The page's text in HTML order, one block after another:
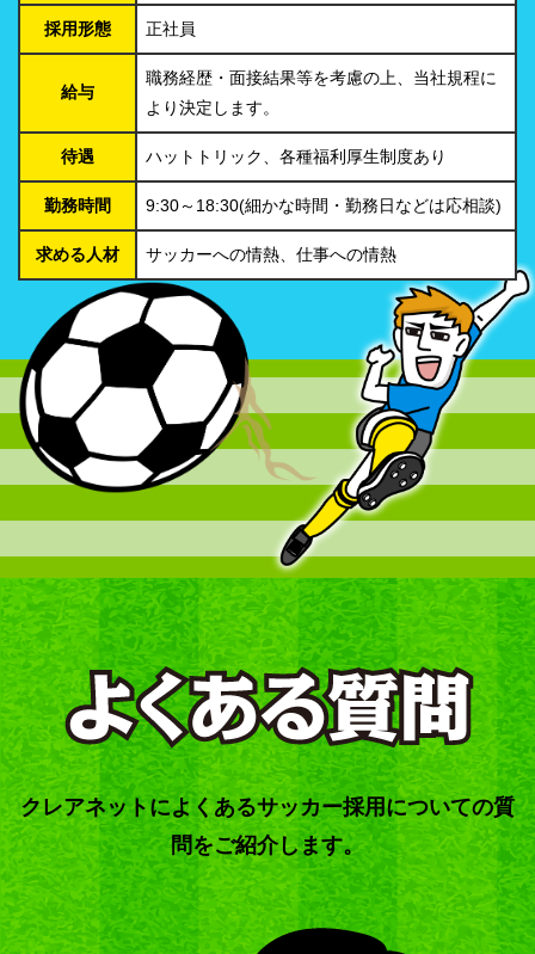
採用形態 正社員
給与
職務経歴・面接結果等を考慮の上、当社規程に
より決定します。
待遇 ハットトリック、各種福利厚生制度あり
勤務時間 9:30～18:30(細かな時間・勤務日などは応相談)
求める人材 サッカーへの情熱、仕事への情熱
クレアネットによくあるサッカー採用についての質
問をご紹介します。